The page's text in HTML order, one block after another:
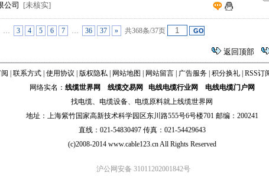
公司
[未核实]
… 3 4 5 6 7 … 36 37 » 共368条/37页
返回顶部
联系方式| 使用协议 版权隐私| 网站地图 网站留言| 广告服务| 积分换礼| RSS订
网络实名： 线缆世界网 线缆交易网 电线电缆行业网
电线电缆门户网
找电缆、 电缆设备、 电缆原料就上线缆世界网
地址：上海紫竹国家高新技术科学园区东川路555号6号楼701 邮编：200241
直线：021-54830497 传真：021-54429643
(c)2008-2014 www.cable123.cn All Rights Reserved
沪公网安备 31011202001842号